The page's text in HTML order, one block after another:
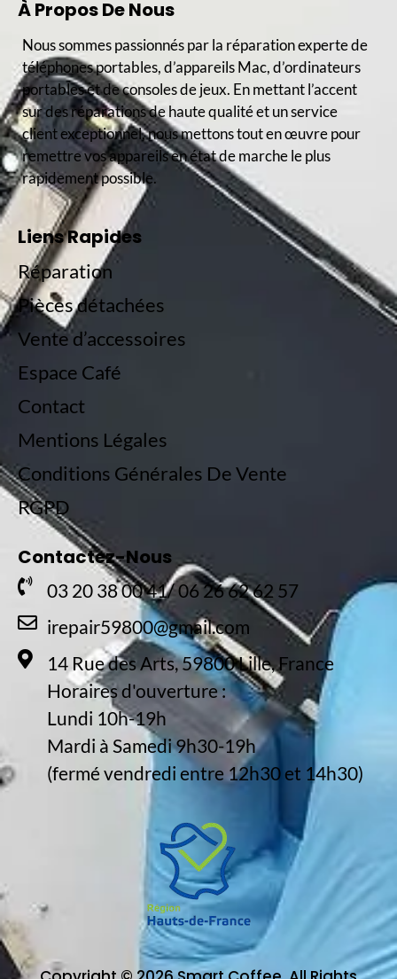
À Propos De Nous
Nous sommes passionnés par la réparation experte de
téléphones portables, d’appareils Mac, d’ordinateurs
portables et de consoles de jeux. En mettant l’accent
sur des réparations de haute qualité et un service
client exceptionnel, nous mettons tout en œuvre pour
remettre vos appareils en état de marche le plus
rapidement possible.
Liens Rapides
Réparation
Pièces détachées
Vente d’accessoires
Espace Café
Contact
Mentions Légales
Conditions Générales De Vente
RGPD
Contactez-Nous
03 20 38 00 41/ 06 26 62 62 57
irepair59800@gmail.com
14 Rue des Arts, 59800 Lille, France
Horaires d'ouverture :
Lundi 10h-19h
Mardi à Samedi 9h30-19h
(fermé vendredi entre 12h30 et 14h30)